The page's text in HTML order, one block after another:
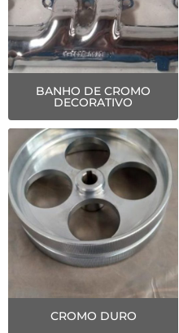
BANHO DE CROMO
DECORATIVO
CROMO DURO